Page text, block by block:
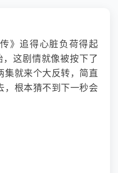
》追得心脏负荷得起
这剧情就像被按下了
集就来个大反转，简直
，根本猜不到下一秒会